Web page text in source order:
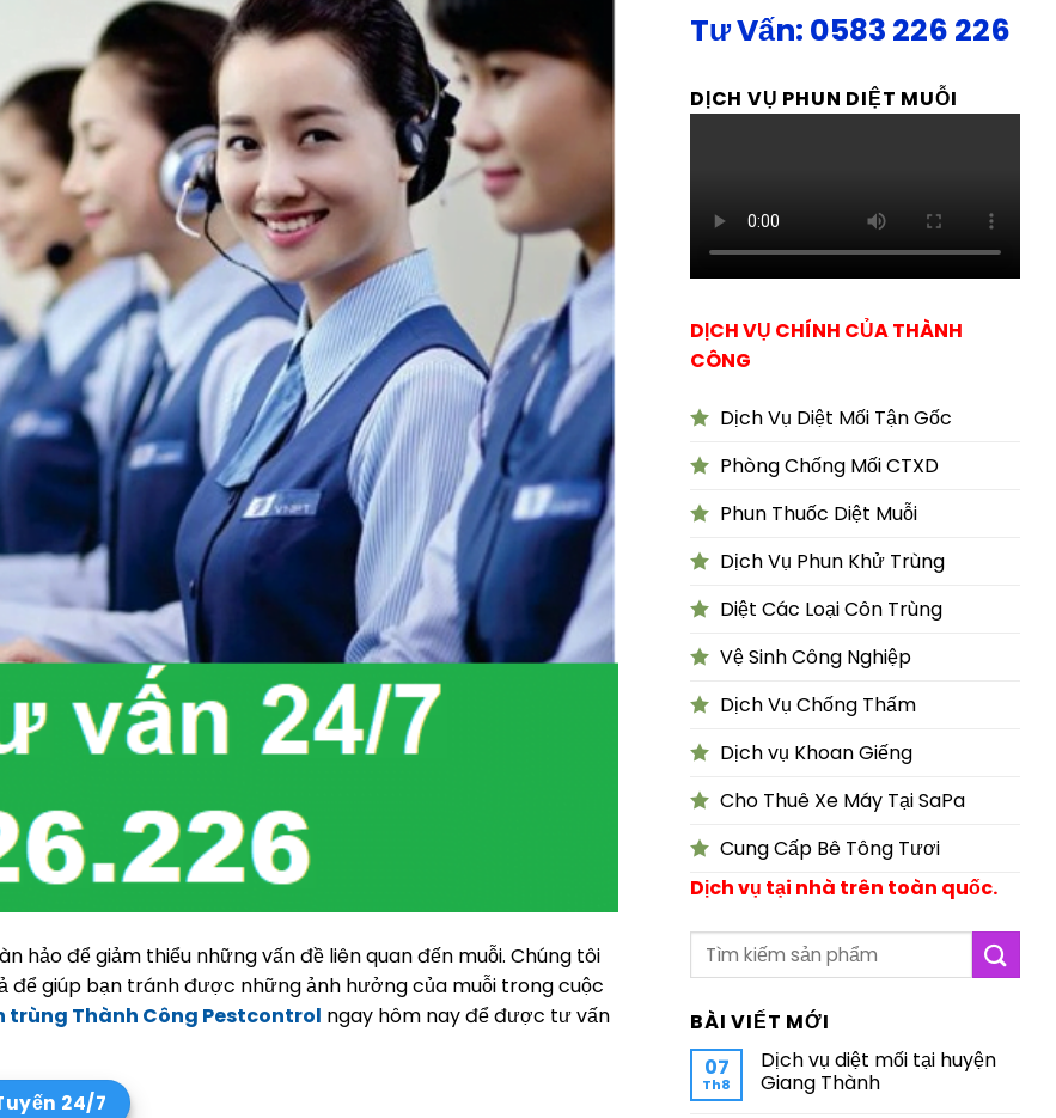
hảo để giảm thiểu những vấn đề liên quan đến muỗi. Chúng tôi
để giúp bạn tránh được những ảnh hưởng của muỗi trong cuộc
trùng Thành Công Pestcontrol ngay hôm nay để được tư vấn
24/7
Tư Vấn: 0583 226 226
DỊCH VỤ PHUN DIỆT MUỖI
DỊCH VỤ CHÍNH CỦA THÀNH
CÔNG
Dịch Vụ Diệt Mối Tận Gốc
Phòng Chống Mối CTXD
Phun Thuốc Diệt Muỗi
Dịch Vụ Phun Khử Trùng
Diệt Các Loại Côn Trùng
Vệ Sinh Công Nghiệp
Dịch Vụ Chống Thấm
Dịch vụ Khoan Giếng
Cho Thuê Xe Máy Tại SaPa
Cung Cấp Bê Tông Tươi
Dịch vụ tại nhà trên toàn quốc.
BÀI VIẾT MỚI
07
Th8
Dịch vụ diệt mối tại huyện
Giang Thành